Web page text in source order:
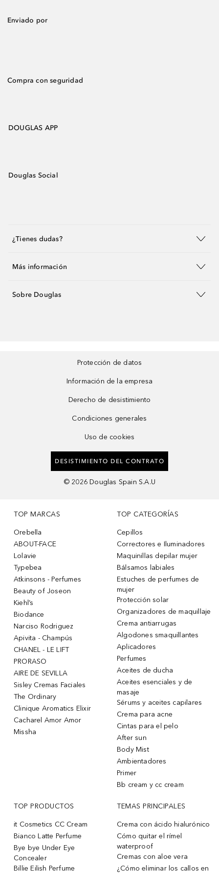
Enviado por
Compra con seguridad
DOUGLAS APP
Douglas Social
¿Tienes dudas?
Más información
Sobre Douglas
Protección de datos
Información de la empresa
Derecho de desistimiento
Condiciones generales
Uso de cookies
DESISTIMIENTO DEL CONTRATO
© 2026 Douglas Spain S.A.U
TOP MARCAS
Orebella
ABOUT-FACE
Lolavie
Typebea
Atkinsons - Perfumes
Beauty of Joseon
Kiehl’s
Biodance
Narciso Rodriguez
Apivita - Champús
CHANEL - LE LIFT
PRORASO
AIRE DE SEVILLA
Sisley Cremas Faciales
The Ordinary
Clinique Aromatics Elixir
Cacharel Amor Amor
Missha
TOP CATEGORÍAS
Cepillos
Correctores e Iluminadores
Maquinillas depilar mujer
Bálsamos labiales
Estuches de perfumes de
mujer
Protección solar
Organizadores de maquillaje
Crema antiarrugas
Algodones smaquillantes
Aplicadores
Perfumes
Aceites de ducha
Aceites esenciales y de
masaje
Sérums y aceites capilares
Crema para acne
Cintas para el pelo
After sun
Body Mist
Ambientadores
Primer
Bb cream y cc cream
TOP PRODUCTOS
it Cosmetics CC Cream
Bianco Latte Perfume
Bye bye Under Eye
Concealer
Billie Eilish Perfume
TEMAS PRINCIPALES
Crema con ácido hialurónico
Cómo quitar el rímel
waterproof
Cremas con aloe vera
¿Cómo eliminar los callos en